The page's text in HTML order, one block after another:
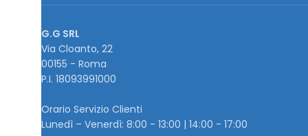
G.G SRL
Via Cloanto, 22
00155 - Roma
P.I. ‭18093991000
Orario Servizio Clienti
Lunedì – Venerdì: 8:00 - 13:00 | 14:00 - 17:00